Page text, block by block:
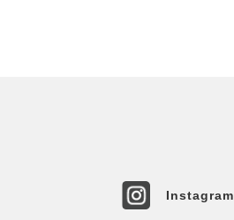
Instagram